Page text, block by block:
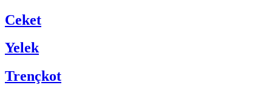
Ceket
Yelek
Trençkot